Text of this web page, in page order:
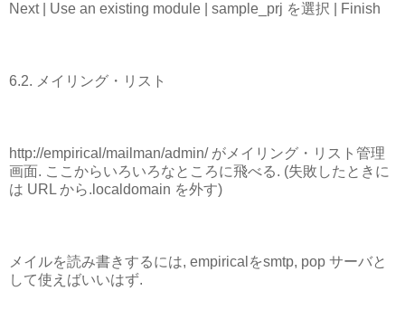
Next | Use an existing module | sample_prj を選択 | Finish
6.2. メイリング・リスト
http://empirical/mailman/admin/ がメイリング・リスト管理
画面. ここからいろいろなところに飛べる. (失敗したときに
は URL から.localdomain を外す)
メイルを読み書きするには, empiricalをsmtp, pop サーバと
して使えばいいはず.